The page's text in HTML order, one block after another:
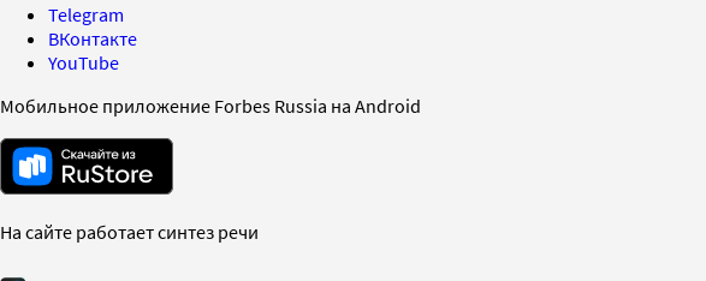
Telegram
ВКонтакте
YouTube
Мобильное приложение Forbes Russia на Android
На сайте работает синтез речи